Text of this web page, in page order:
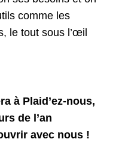
comme les
le tout sous l’œil
à Plaid’ez-nous,
de l’an
avec nous !